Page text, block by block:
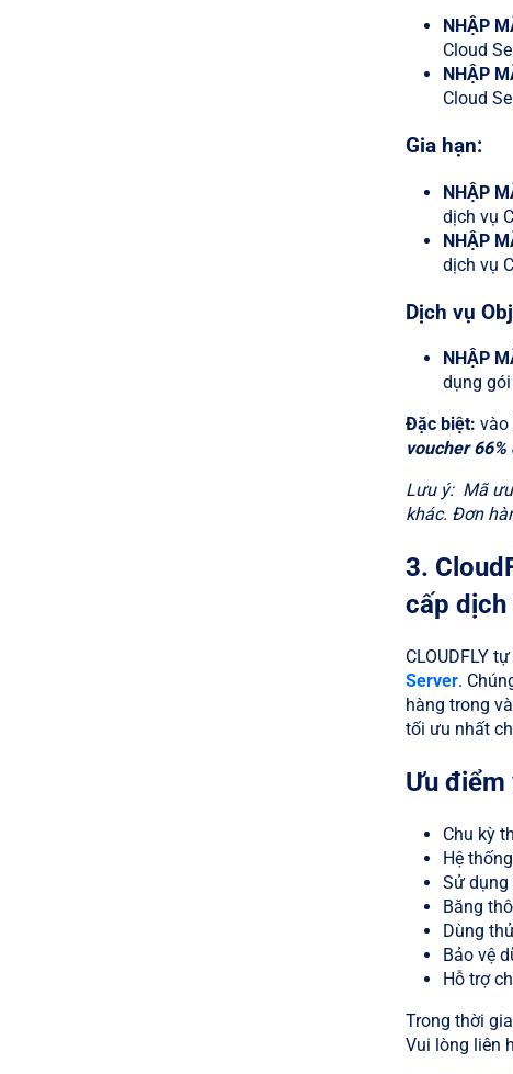
NHẬP
Cloud
NHẬP
Cloud
Gia hạn:
NHẬP
dịch vụ
NHẬP
dịch vụ
Dịch vụ
NHẬP
dụng
Đặc biệt: vào
voucher
Lưu ý: Mã
khác. Đơn
3.
cấp dịch
CLOUDFLY
Server.
hàng trong
tối ưu nhất
Ưu
Chu kỳ
Hệ
Sử dụng
Băng
Dùng
Bảo vệ
Hỗ trợ
Trong thời
Vui lòng liên